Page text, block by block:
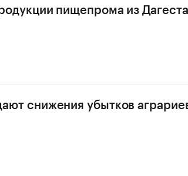
пищепрома из
снижения убытков